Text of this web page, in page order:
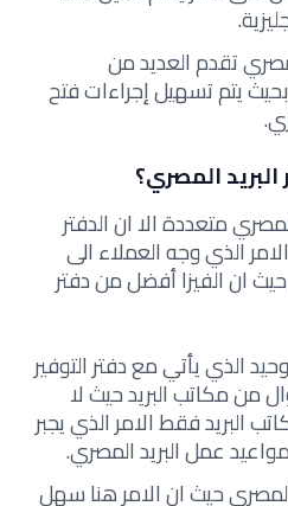
تقدم العديد من
يتم تسهيل إجراءات فتح
المصري؟
متعددة الا ان الدفتر
الذي وجه العملاء الى
حيث ان الفيزا أفضل من دفتر
الذي يأتي مع دفتر التوفير
مكاتب البريد حيث لا
البريد فقط الامر الذي يجبر
عمل البريد المصري.
المصري حيث ان الامر هنا سهل